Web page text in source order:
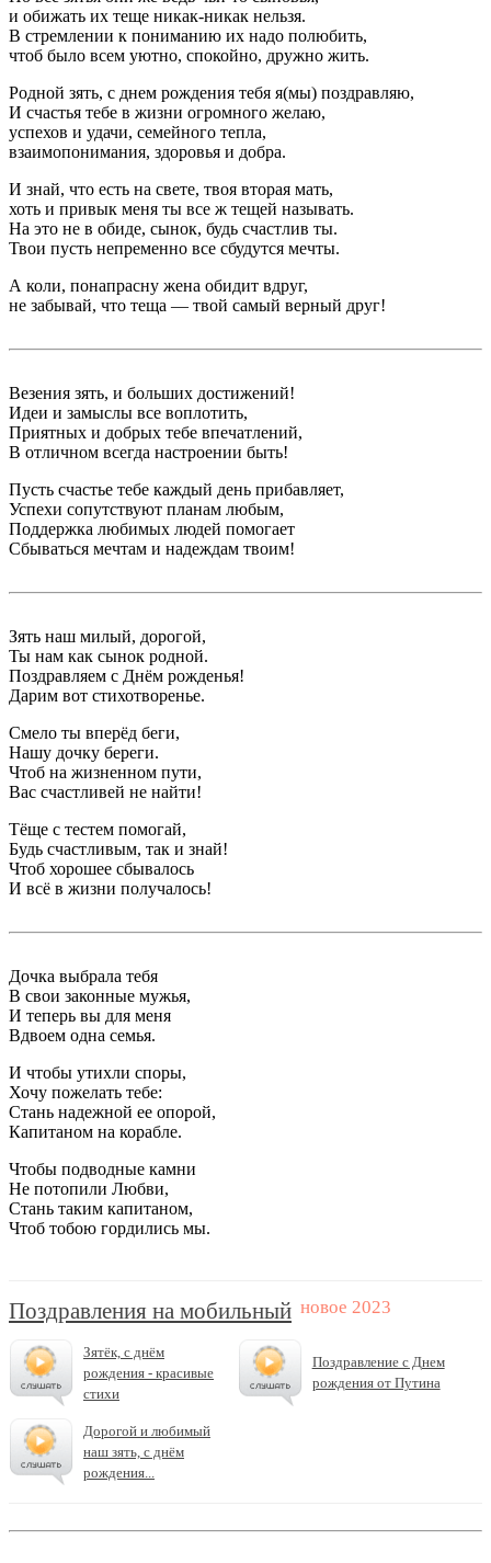
и обижать их теще никак-никак нельзя.
В стремлении к пониманию их надо полюбить,
чтоб было всем уютно, спокойно, дружно жить.
Родной зять, с днем рождения тебя я(мы) поздравляю,
И счастья тебе в жизни огромного желаю,
успехов и удачи, семейного тепла,
взаимопонимания, здоровья и добра.
И знай, что есть на свете, твоя вторая мать,
хоть и привык меня ты все ж тещей называть.
На это не в обиде, сынок, будь счастлив ты.
Твои пусть непременно все сбудутся мечты.
А коли, понапрасну жена обидит вдруг,
не забывай, что теща — твой самый верный друг!
Везения зять, и больших достижений!
Идеи и замыслы все воплотить,
Приятных и добрых тебе впечатлений,
В отличном всегда настроении быть!
Пусть счастье тебе каждый день прибавляет,
Успехи сопутствуют планам любым,
Поддержка любимых людей помогает
Сбываться мечтам и надеждам твоим!
Зять наш милый, дорогой,
Ты нам как сынок родной.
Поздравляем с Днём рожденья!
Дарим вот стихотворенье.
Смело ты вперёд беги,
Нашу дочку береги.
Чтоб на жизненном пути,
Вас счастливей не найти!
Тёще с тестем помогай,
Будь счастливым, так и знай!
Чтоб хорошее сбывалось
И всё в жизни получалось!
Дочка выбрала тебя
В свои законные мужья,
И теперь вы для меня
Вдвоем одна семья.
И чтобы утихли споры,
Хочу пожелать тебе:
Стань надежной ее опорой,
Капитаном на корабле.
Чтобы подводные камни
Не потопили Любви,
Стань таким капитаном,
Чтоб тобою гордились мы.
Поздравления на мобильный
Зятёк, с днём
рождения - красивые
стихи
Поздравление с Днем
рождения от Путина
Дорогой и любимый
наш зять, с днём
рождения...